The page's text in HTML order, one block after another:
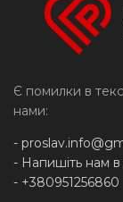
Є помилки в
нами:
-
- Напишіть нам в
- +380951256860